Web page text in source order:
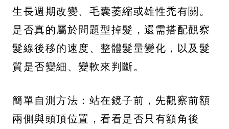
生長週期改變、毛囊萎縮或雄性禿有關。
是否真的屬於問題型掉髮，還需搭配觀察
髮線後移的速度、整體髮量變化，以及髮
質是否變細、變軟來判斷。
簡單自測方法：站在鏡子前，先觀察前額
兩側與頭頂位置，看看是否只有額角後